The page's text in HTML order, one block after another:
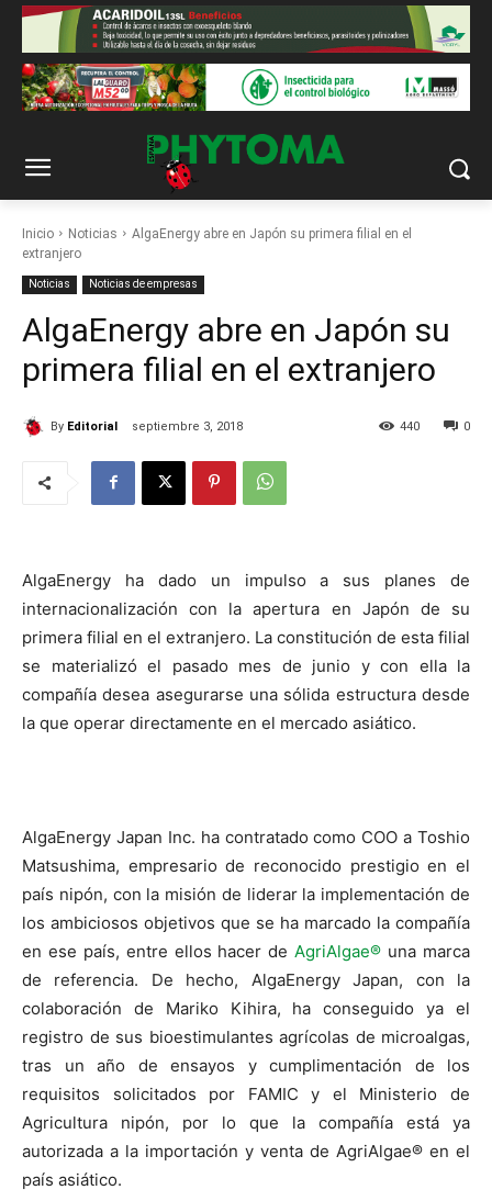
Inicio Noticias
AlgaEnergy abre en Japón su primera filial en el
extranjero
Noticias Noticias de empresas
AlgaEnergy abre en Japón su
primera filial en el extranjero
By Editorial septiembre 3, 2018 0
440
AlgaEnergy ha dado un impulso a sus planes de
internacionalización con la apertura en Japón de su
primera filial en el extranjero. La constitución de esta filial
se materializó el pasado mes de junio y con ella la
compañía desea asegurarse una sólida estructura desde
la que operar directamente en el mercado asiático.
AlgaEnergy Japan Inc. ha contratado como COO a Toshio
Matsushima, empresario de reconocido prestigio en el
país nipón, con la misión de liderar la implementación de
los ambiciosos objetivos que se ha marcado la compañía
en ese país, entre ellos hacer deAgriAlgae® una marca
de referencia. De hecho, AlgaEnergy Japan, con la
colaboración de Mariko Kihira, ha conseguido ya el
registro de sus bioestimulantes agrícolas de microalgas,
tras un año de ensayos y cumplimentación de los
requisitos solicitados por FAMIC y el Ministerio de
Agricultura nipón, por lo que la compañía está ya
autorizada a la importación y venta de AgriAlgae® en el
país asiático.